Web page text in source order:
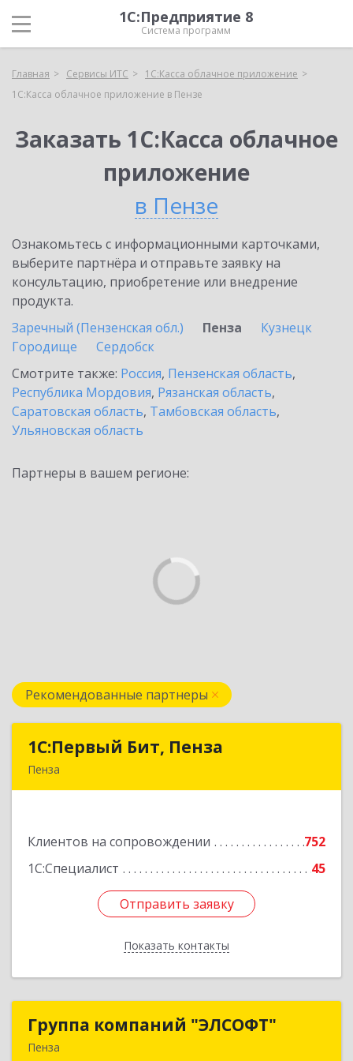
1С:Предприятие 8
Система программ
Главная Сервисы ИТС
1С:Касса облачное приложение
1С:Касса облачное приложение в Пензе
Заказать 1С:Касса облачное
приложение
в Пензе
Ознакомьтесь с информационными карточками,
выберите партнёра и отправьте заявку на
консультацию, приобретение или внедрение
продукта.
Заречный (Пензенская обл.)
Пенза
Кузнецк
Городище
Сердобск
Смотрите также: Россия, Пензенская область,
Республика Мордовия, Рязанская область,
Саратовская область, Тамбовская область,
Ульяновская область
Партнеры в вашем регионе:
Рекомендованные партнеры
1С:Первый Бит, Пенза
Пенза
Клиентов на сопровождении
752
1С:Специалист
45
Отправить заявку
Показать контакты
1С:Первый Бит, Пенза
Подробнее
Отправить заявку
Назад
Группа компаний "ЭЛСОФТ"
Пенза
Группа компаний "ЭЛСОФТ"